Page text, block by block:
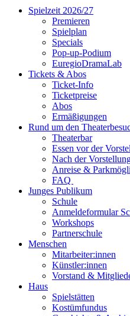
Spielzeit 2026/27
Premieren
Spielplan
Specials
Pop-up-Podium
EuregioDramaLab
Tickets & Abos
Ticket-Info
Ticketpreise
Abos
Ermäßigungen
Rund um den
Theaterbar
Essen vor der
Nach der
Anreise &
FAQ
Junges Publikum
Schule
Anmeldeformular
Workshops
Partnerschule
Menschen
Mitarbeiter:innen
Künstler:innen
Vorstand &
Haus
Spielstätten
Kostümfundus